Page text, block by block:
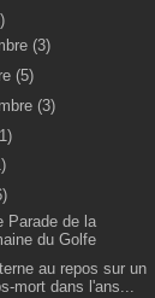
(3)
(5)
(3)
Parade de la
du Golfe
au repos sur un
mort dans l'ans...